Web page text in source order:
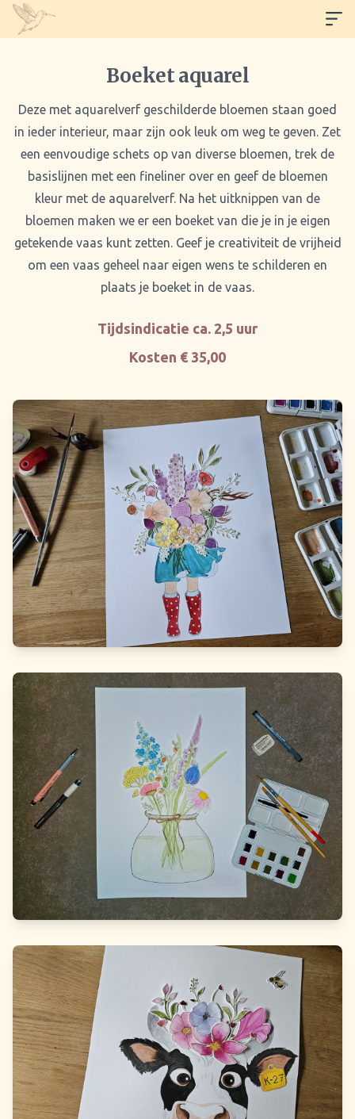
Boeket aquarel
Deze met aquarelverf geschilderde bloemen staan goed
in ieder interieur, maar zijn ook leuk om weg te geven. Zet
een eenvoudige schets op van diverse bloemen, trek de
basislijnen met een fineliner over en geef de bloemen
kleur met de aquarelverf. Na het uitknippen van de
bloemen maken we er een boeket van die je in je eigen
getekende vaas kunt zetten. Geef je creativiteit de vrijheid
om een vaas geheel naar eigen wens te schilderen en
plaats je boeket in de vaas.
Tijdsindicatie ca. 2,5 uur
Kosten € 35,00